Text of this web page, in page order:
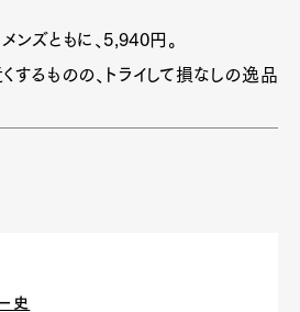
ンズともに、5,940円。
くするものの、トライして損なしの逸品
史